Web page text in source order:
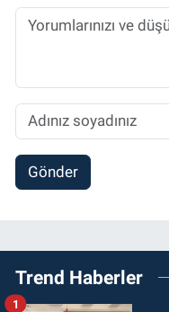
Gönder
Trend Haberler
1